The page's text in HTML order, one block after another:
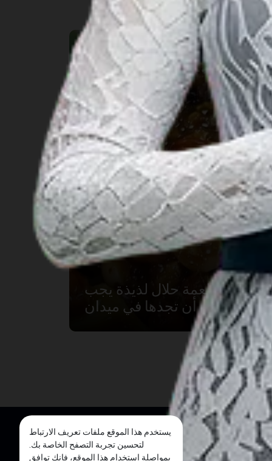
يستخدم هذا الموقع ملفات تعريف الارتباط
لتحسين تجربة التصفح الخاصة بك.
بمواصلة استخدام هذا الموقع، فإنك توافق
عشرة أطعمة حلال لذيذة يجب
أن تجدها في ميدان